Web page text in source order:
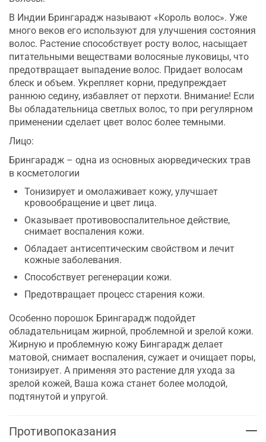
В Индии Брингарадж называют «Король волос». Уже
много веков его используют для улучшения состояния
волос. Растение способствует росту волос, насыщает
питательными веществами волосяные луковицы, что
предотвращает выпадение волос. Придает волосам
блеск и объем. Укрепляет корни, предупреждает
раннюю седину, избавляет от перхоти. Внимание! Если
Вы обладательница светлых волос, то при регулярном
применении сделает цвет волос более темными.
Лицо:
Брингарадж – одна из основных аюрведических трав
в косметологии
Тонизирует и омолаживает кожу, улучшает
кровообращение и цвет лица.
Оказывает противовоспалительное действие,
снимает воспаления кожи.
Обладает антисептическим свойством и лечит
кожные заболевания.
Способствует регенерации кожи.
Предотвращает процесс старения кожи.
Особенно порошок Брингарадж подойдет
обладательницам жирной, проблемной и зрелой кожи.
Жирную и проблемную кожу Бингарадж делает
матовой, снимает воспаления, сужает и очищает поры,
тонизирует. А применяя это растение для ухода за
зрелой кожей, Ваша кожа станет более молодой,
подтянутой и упругой.
Противопоказания